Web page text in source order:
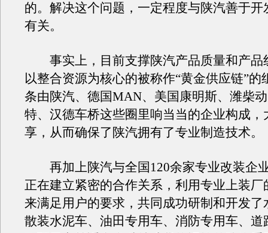
的。解决这个问题，一定程度与陕汽善于开
有关。
事实上，目前支撑陕汽产品质量和产品
以整合资源为核心的被称作“黄金供应链”的
条由陕汽、德国MAN、美国康明斯、潍柴
特、汉德车桥这些圈里响当当的企业构成，
享，从而确保了陕汽拥有了专业制造技术。
再加上陕汽与全国120余家专业改装企
正在建立紧密的合作关系，利用专业上装厂
来满足用户的要求，共同成功研制和开发了
散装水泥车、油田专用车、消防专用车、道